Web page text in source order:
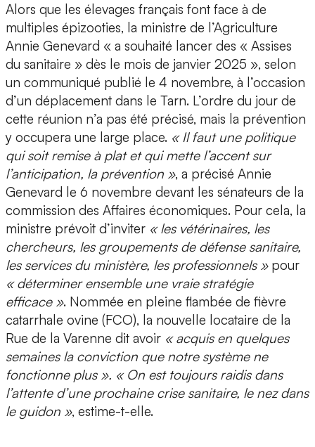
Alors que les élevages français font face à de
multiples épizooties, la ministre de l’Agriculture
Annie Genevard « a souhaité lancer des « Assises
du sanitaire » dès le mois de janvier 2025 », selon
un communiqué publié le 4 novembre, à l’occasion
d’un déplacement dans le Tarn. L’ordre du jour de
cette réunion n’a pas été précisé, mais la prévention
y occupera une large place. « Il faut une politique
qui soit remise à plat et qui mette l’accent sur
l’anticipation, la prévention », a précisé Annie
Genevard le 6 novembre devant les sénateurs de la
commission des Affaires économiques. Pour cela, la
ministre prévoit d’inviter « les vétérinaires, les
chercheurs, les groupements de défense sanitaire,
les services du ministère, les professionnels » pour
« déterminer ensemble une vraie stratégie
efficace ». Nommée en pleine flambée de fièvre
catarrhale ovine (FCO), la nouvelle locataire de la
Rue de la Varenne dit avoir « acquis en quelques
semaines la conviction que notre système ne
fonctionne plus ». « On est toujours raidis dans
l’attente d’une prochaine crise sanitaire, le nez dans
le guidon », estime-t-elle.